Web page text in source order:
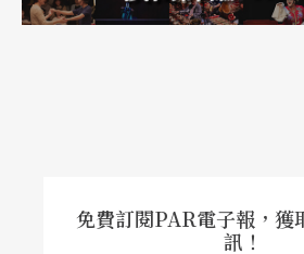
跨國旅程是持續、沒有終點的遷
免費訂閱PAR電子報，獲
訊！